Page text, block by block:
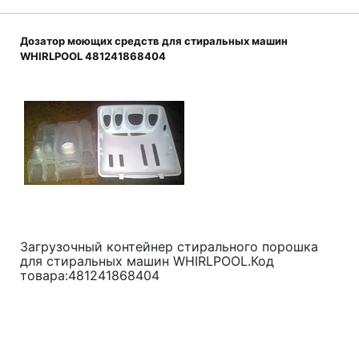
Дозатор моющих средств для стиральных машин
WHIRLPOOL 481241868404
Загрузочный контейнер стирального порошка
для стиральных машин WHIRLPOOL.Код
товара:481241868404